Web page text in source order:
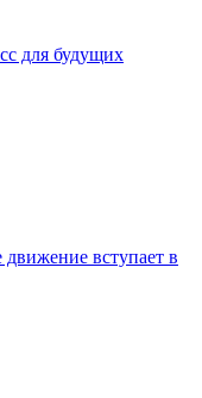
для будущих
вступает в